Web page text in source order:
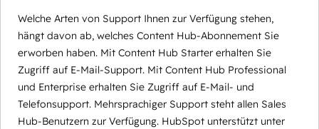
Welche Arten von Support Ihnen zur Verfügung stehen,
hängt davon ab, welches Content Hub-Abonnement Sie
erworben haben. Mit Content Hub Starter erhalten Sie
Zugriff auf E-Mail-Support. Mit Content Hub Professional
und Enterprise erhalten Sie Zugriff auf E-Mail- und
Telefonsupport. Mehrsprachiger Support steht allen Sales
Hub-Benutzern zur Verfügung. HubSpot unterstützt unter